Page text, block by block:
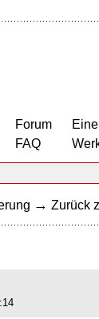
Forum
FAQ
→ Zurück